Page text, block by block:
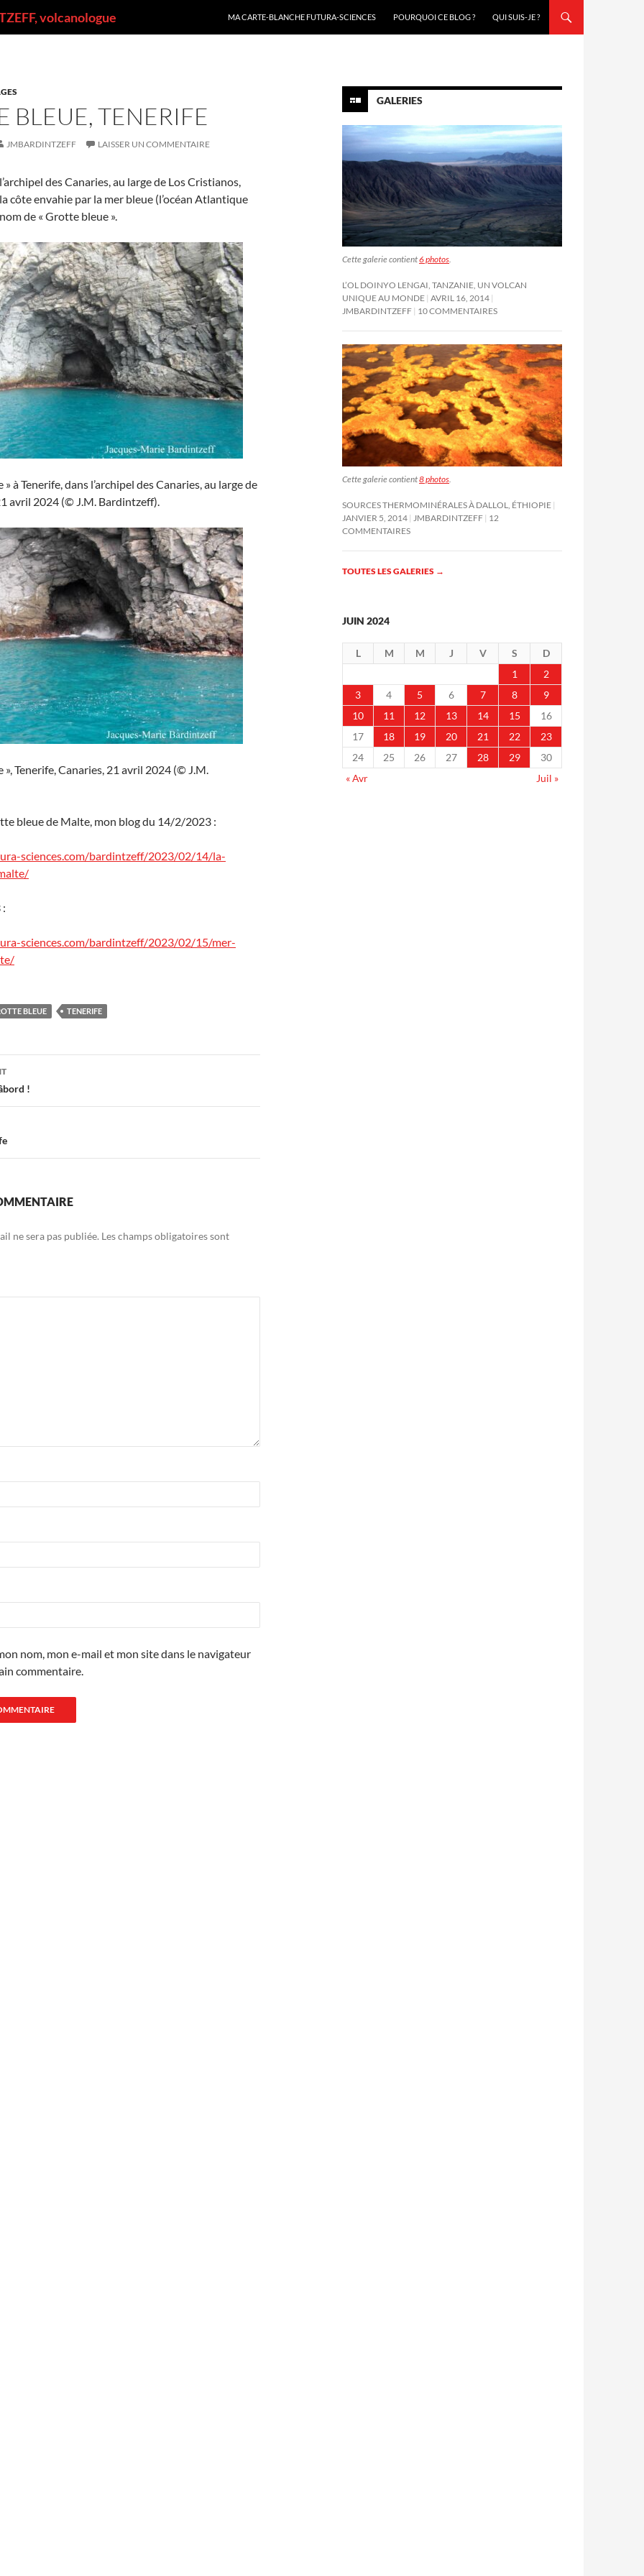
volcanologue
MA CARTE-BLANCHE FUTURA-SCIENCES
POURQUOI CE BLOG ? QUI SUIS-JE ?
BLEUE, TENERIFE
JMBARDINTZEFF LAISSER UN COMMENTAIRE
des Canaries, au large de Los Cristianos,
côte envahie par la mer bleue (l’océan Atlantique
de « Grotte bleue ».
à Tenerife, dans l’archipel des Canaries, au large de
avril 2024 (© J.M. Bardintzeff).
», Tenerife, Canaries, 21 avril 2024 (© J.M.
bleue de Malte, mon blog du 14/2/2023 :
sciences.com/bardintzeff/2023/02/14/la-
sciences.com/bardintzeff/2023/02/15/mer-
BLEUE TENERIFE
!
ne sera pas publiée. Les champs obligatoires sont
nom, mon e-mail et mon site dans le navigateur
commentaire.
GALERIES
Cette galerie contient6 photos.
L’OL DOINYO LENGAI, TANZANIE, UN VOLCAN
UNIQUE AU MONDE AVRIL 16, 2014
JMBARDINTZEFF 10 COMMENTAIRES
Cette galerie contient8 photos
SOURCES THERMOMINÉRALES À DALLOL, ÉTHIOPIE
JANVIER 5, 2014
JMBARDINTZEFF 12
COMMENTAIRES
TOUTES LES GALERIES →
JUIN 2024
L M M J V S
D
1
2
3
4 5 6 7 8
9
10
11 12 13 14 15
16
17
18 19 20 21 22
23
24
25 26 27 28 29
30
« Avr
Juil »